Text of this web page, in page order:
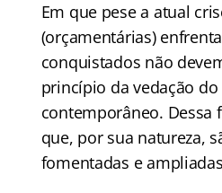
Em que pese a atual
(orçamentárias)
conquistados não
princípio da vedação
contemporâneo.
que, por sua natureza,
fomentadas e